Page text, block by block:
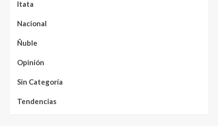
Itata
Nacional
Ñuble
Opinión
Sin Categoría
Tendencias